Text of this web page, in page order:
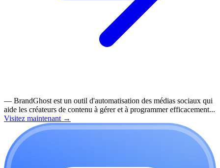
— BrandGhost est un outil d'automatisation des médias sociaux qui
aide les créateurs de contenu à gérer et à programmer efficacement...
Visitez maintenant →